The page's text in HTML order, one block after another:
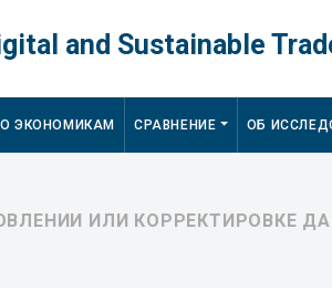
and Sustainable
ЭКОНОМИКАМ СРАВНЕНИЕ ОБ
ИЛИ КОРРЕКТИРОВКЕ